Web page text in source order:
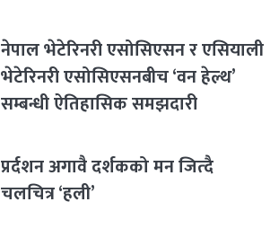
नेपाल भेटेरिनरी एसोसिएसन र एसियाली
भेटेरिनरी एसोसिएसनबीच ‘वन हेल्थ’
सम्बन्धी ऐतिहासिक समझदारी
प्रर्दशन अगावै दर्शकको मन जित्दै
चलचित्र ‘हली’